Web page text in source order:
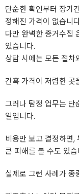
단순한 확인부터 장기
정해진 가격이 없습니
다만 완벽한 증거수집
있습니다.
상담 시에는 모든 절차
간혹 가격이 저렴한 곳
그러나 탐정 업무는 단
일입니다.
비용만 보고 결정하면,
큰 피해를 볼 수도 있습
실제로 그런 사례가 종